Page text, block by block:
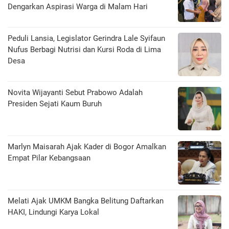
Dengarkan Aspirasi Warga di Malam Hari
Peduli Lansia, Legislator Gerindra Lale Syifaun
Nufus Berbagi Nutrisi dan Kursi Roda di Lima
Desa
Novita Wijayanti Sebut Prabowo Adalah
Presiden Sejati Kaum Buruh
Marlyn Maisarah Ajak Kader di Bogor Amalkan
Empat Pilar Kebangsaan
Melati Ajak UMKM Bangka Belitung Daftarkan
HAKI, Lindungi Karya Lokal